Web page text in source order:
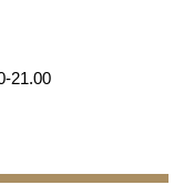
21.00